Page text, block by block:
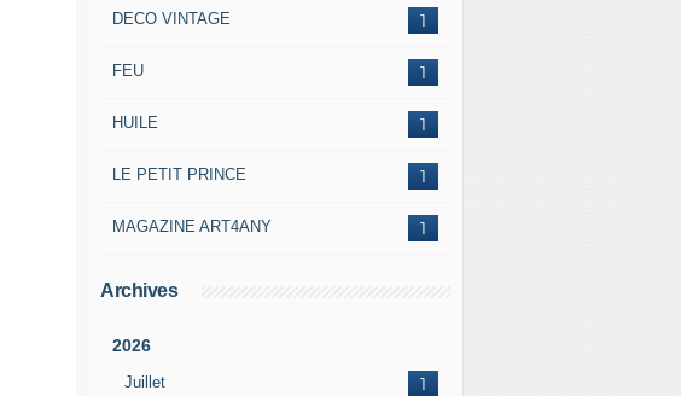
1
DECO VINTAGE
1
FEU
1
HUILE
1
LE PETIT PRINCE
1
MAGAZINE ART4ANY
Archives
2026
Juillet 1